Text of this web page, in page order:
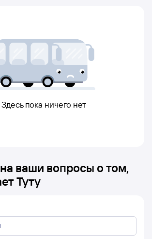
Здесь пока ничего нет
ваши вопросы о том,
Туту